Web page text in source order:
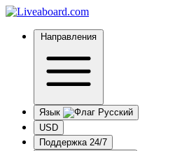
Направления
Язык
USD
Поддержка 24/7